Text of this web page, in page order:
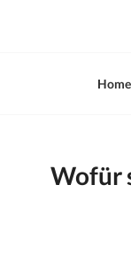
Home
Wofür